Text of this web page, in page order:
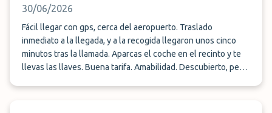
30/06/2026
Fácil llegar con gps, cerca del aeropuerto. Traslado
inmediato a la llegada, y a la recogida llegaron unos cinco
minutos tras la llamada. Aparcas el coche en el recinto y te
llevas las llaves. Buena tarifa. Amabilidad. Descubierto, pero